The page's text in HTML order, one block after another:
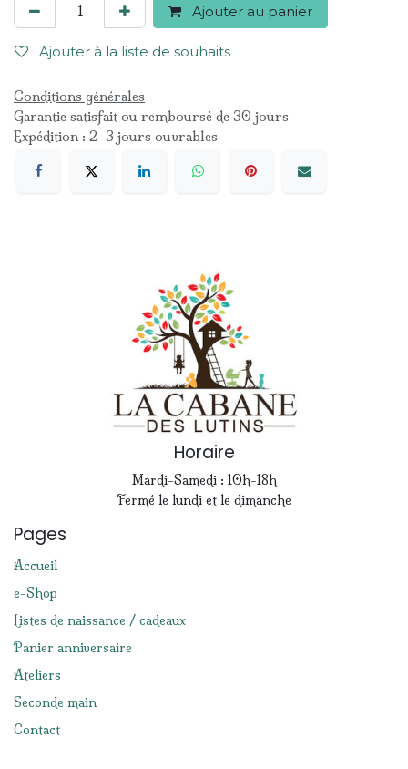
Ajouter au panier
Ajouter à la liste de souhaits
Conditions générales
Garantie satisfait ou remboursé de 30 jours
Expédition : 2-3 jours ouvrables
Horaire
Mardi-Samedi : 10h-18h
Fermé le lundi et le dimanche
Pages
Accueil
e-Shop
Listes de naissance / cadeaux
Panier anniversaire
Ateliers
Seconde main
Contact